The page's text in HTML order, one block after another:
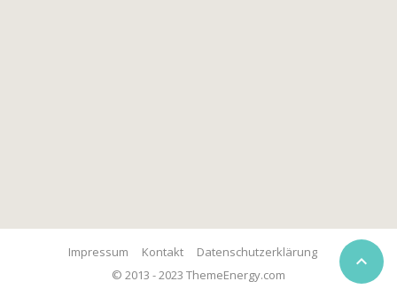

© 2013 - 2023 ThemeEnergy.com
Impressum Kontakt Datenschutzerklärung